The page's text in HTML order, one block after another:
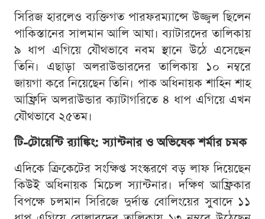
সিরিজ হারলেও ব্যক্তিগত পারফরম্যান্সে উজ্জ্বল ছিলেন
পাকিস্তানের সালমান আলি আঘা। ব্যাটারদের তালিকায়
৯ ধাপ এগিয়ে যৌথভাবে নবম স্থানে উঠে এসেছেন
তিনি। এছাড়া অলরাউন্ডারদের তালিকায় ১০ নম্বরে
জায়গা করে নিয়েছেন তিনি। পাক অধিনায়ক শাহিন শাহ
আফ্রিদি অলরাউন্ডার ক্যাটাগরিতে ৪ ধাপ এগিয়ে এখন
যৌথভাবে ২৫তম।
টি-টোয়েন্টি র‍্যাঙ্কিং: স্যান্টনার ও অভিষেক শর্মার চমক
এদিকে ক্রিকেটের সংক্ষিপ্ত সংস্করণে বড় লাফ দিয়েছেন
কিউই অধিনায়ক মিচেল স্যান্টনার। দক্ষিণ আফ্রিকার
বিপক্ষে চলমান সিরিজে দুর্দান্ত বোলিংয়ের সুবাদে ১১